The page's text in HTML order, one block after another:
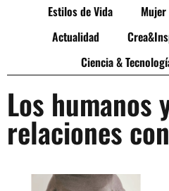
Estilos de Vida Mujer
Actualidad
Ciencia &
Los humanos
relaciones